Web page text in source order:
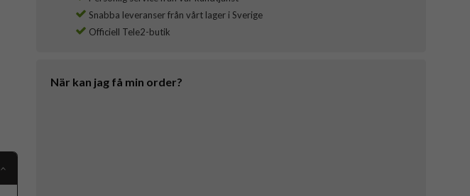
Snabba leveranser från vårt lager i Sverige
Officiell Tele2-butik
När kan jag få min order?